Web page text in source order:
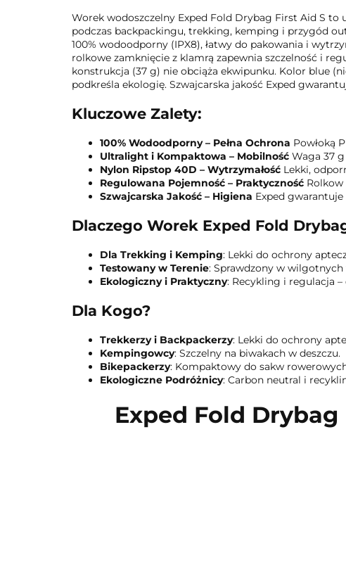
Worek wodoszczelny Exped Fold Drybag First Aid S
podczas backpackingu, trekking, kemping i przygód
100% wodoodporny (IPX8), łatwy do pakowania i
rolkowe zamknięcie z klamrą zapewnia szczelność i
konstrukcja (37 g) nie obciąża ekwipunku. Kolor blue
podkreśla ekologię. Szwajcarska jakość Exped
Kluczowe Zalety:
100% Wodoodporny – Pełna Ochrona Powłoką
Ultralight i Kompaktowa – Mobilność Waga 37
Nylon Ripstop 40D – Wytrzymałość Lekki,
Regulowana Pojemność – Praktyczność Rolkow
Szwajcarska Jakość – Higiena Exped
Dlaczego Worek Exped Fold
Dla Trekking i Kemping: Lekki do ochrony
Testowany w Terenie: Sprawdzony w wilgotnych
Ekologiczny i Praktyczny: Recykling i regulacja
Dla Kogo?
Trekkerzy i Backpackerzy: Lekki do ochrony
Kempingowcy: Szczelny na biwakach w deszczu.
Bikepackerzy: Kompaktowy do sakw
Ekologiczne Podróżnicy: Carbon neutral i
Exped Fold